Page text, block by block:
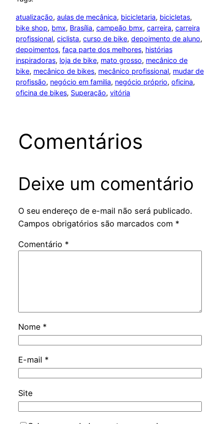
atualização, aulas de mecânica, bicicletaria, bicicletas
bike shop, bmx, Brasília, campeão bmx, carreira, carreira
profissional, ciclista, curso de bike, depoimento de aluno
depoimentos, faça parte dos melhores, histórias
inspiradoras, loja de bike, mato grosso, mecânico de
bike, mecânico de bikes, mecânico profissional, mudar de
profissão, negócio em familia, negócio próprio, oficina
oficina de bikes, Superação, vitória
Comentários
Deixe um comentário
O seu endereço de e-mail não será publicado.
Campos obrigatórios são marcados com *
Comentário *
Nome *
E-mail *
Site